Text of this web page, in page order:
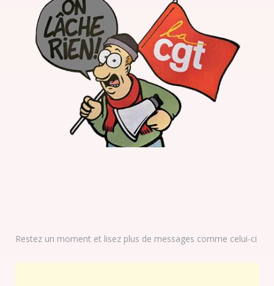
Restez un moment et lisez plus de messages comme celui-ci